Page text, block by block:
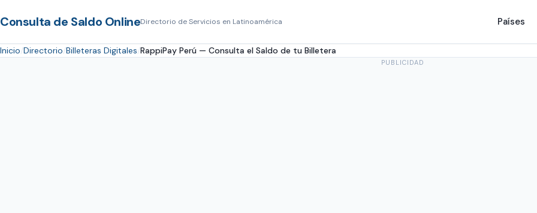
Consulta de Saldo OnlineDirectorio de Servicios en Latinoamérica Países
Inicio Directorio Billeteras Digitales RappiPay Perú — Consulta el Saldo de tu Billetera
PUBLICIDAD